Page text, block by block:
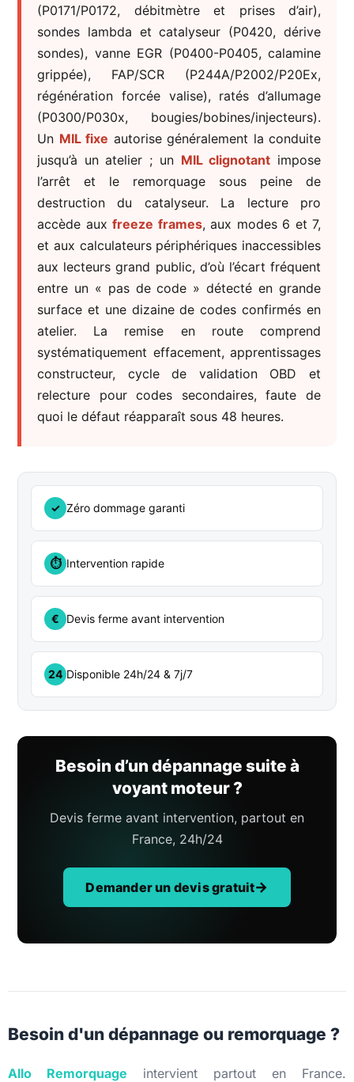
(P0171/P0172, débitmètre et prises d’air),
sondes lambda et catalyseur (P0420, dérive
sondes), vanne EGR (P0400-P0405, calamine
grippée), FAP/SCR (P244A/P2002/P20Ex,
régénération forcée valise), ratés d’allumage
(P0300/P030x, bougies/bobines/injecteurs).
Un MIL fixe autorise généralement la conduite
jusqu’à un atelier ; un MIL clignotant impose
l’arrêt et le remorquage sous peine de
destruction du catalyseur. La lecture pro
accède aux freeze frames, aux modes 6 et 7,
et aux calculateurs périphériques inaccessibles
aux lecteurs grand public, d’où l’écart fréquent
entre un « pas de code » détecté en grande
surface et une dizaine de codes confirmés en
atelier. La remise en route comprend
systématiquement effacement, apprentissages
constructeur, cycle de validation OBD et
relecture pour codes secondaires, faute de
quoi le défaut réapparaît sous 48 heures.
✓ Zéro dommage garanti
⏱ Intervention rapide
€ Devis ferme avant intervention
24 Disponible 24h/24 & 7j/7
Besoin d’un dépannage suite à
voyant moteur ?
Devis ferme avant intervention, partout en
France, 24h/24
Demander un devis gratuit
Besoin d'un dépannage ou remorquage ?
Allo Remorquage intervient partout en France.